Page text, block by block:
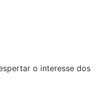
o interesse dos